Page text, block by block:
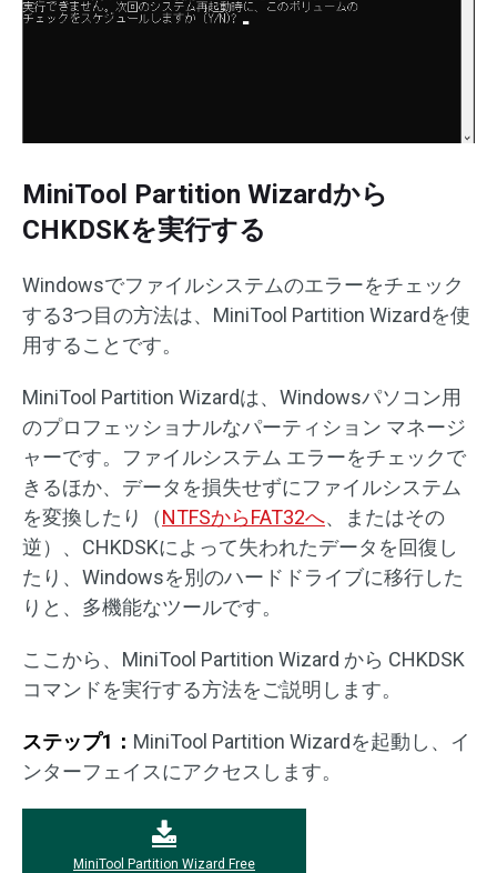
MiniTool Partition Wizardから
CHKDSKを実行する
Windowsでファイルシステムのエラーをチェック
する3つ目の方法は、MiniTool Partition Wizardを使
用することです。
MiniTool Partition Wizardは、Windowsパソコン用
のプロフェッショナルなパーティション マネージ
ャーです。ファイルシステム エラーをチェックで
きるほか、データを損失せずにファイルシステム
を変換したり（NTFSからFAT32へ、またはその
逆）、CHKDSKによって失われたデータを回復し
たり、Windowsを別のハードドライブに移行した
りと、多機能なツールです。
ここから、MiniTool Partition Wizard から CHKDSK
コマンドを実行する方法をご説明します。
ステップ1： MiniTool Partition Wizardを起動し、イ
ンターフェイスにアクセスします。
MiniTool Partition Wizard Free